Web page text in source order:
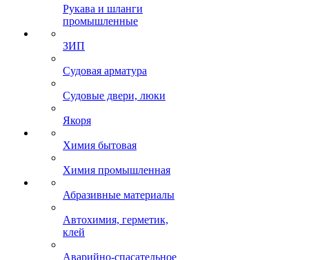
Рукава и шланги
промышленные
ЗИП
Судовая арматура
Судовые двери, люки
Якоря
Химия бытовая
Химия промышленная
Абразивные материалы
Автохимия, герметик,
клей
Аварийно-спасательное